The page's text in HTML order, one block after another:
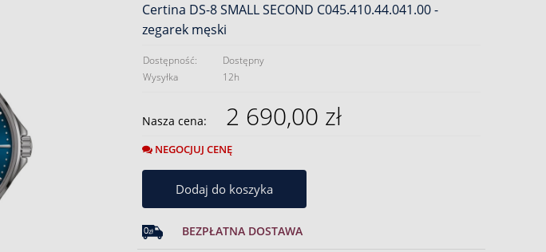
Certina DS-8 SMALL SECOND C045.410.44.041.00 -
zegarek męski
Dostępność:
Dostępny
Wysyłka
12h
Nasza cena: 2 690,00 zł
NEGOCJUJ CENĘ
Dodaj do koszyka
BEZPŁATNA DOSTAWA